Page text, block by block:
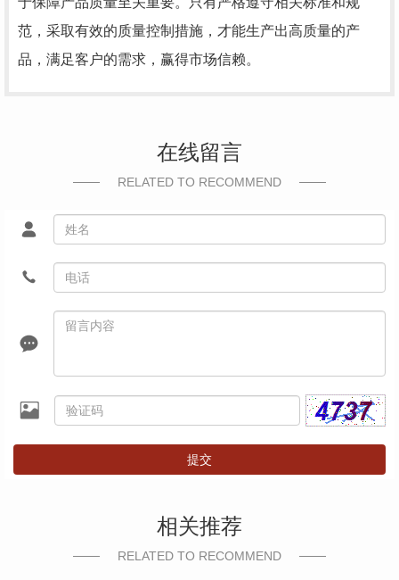
范，采取有效的质量控制措施，才能生产出高质量的产
品，满足客户的需求，赢得市场信赖。
在线留言
RELATED TO RECOMMEND
提交
相关推荐
RELATED TO RECOMMEND